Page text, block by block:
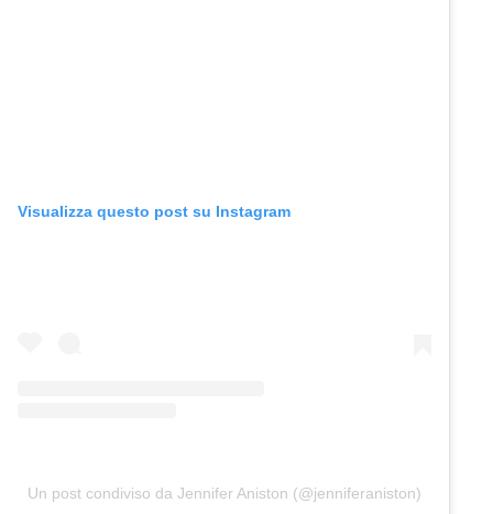
Visualizza questo post su Instagram
Un post condiviso da Jennifer Aniston (@jenniferaniston)